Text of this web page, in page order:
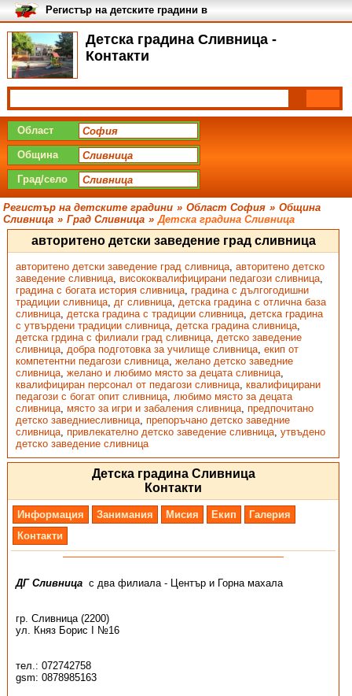
Детска градина Сливница -
Контакти
Регистър на детските градини в
България
Област
Община
Град/село
Регистър на детските градини » Област София » Община
Сливница » Град Сливница » Детска градина Сливница
авторитено детски заведение град сливница
авторитено детски заведение град сливница, авторитено детско
заведение сливница, висококвалифицирани педагози сливница,
градина с богата история сливница, градина с дългогодишни
традиции сливница, дг сливница, детска градина с отлична база
сливница, детска градина с традиции сливница, детска градина
с утвърдени традиции сливница, детска градина сливница,
детска грдина с филиали град сливница, детско заведение
сливница, добра подготовка за училище сливница, екип от
компетентни педагози сливница, желано детско заведние
сливница, желано и любимо място за децата сливница,
квалифициран персонал от педагози сливница, квалифицирани
педагози с богат опит сливница, любимо място за децата
сливница, място за игри и забаления сливница, предпочитано
детско заведниесливница, препоръчано детско заведние
сливница, привлекателно детско заведение сливница, утвъдено
детско заведение сливница
Детска градина Сливница
Контакти
Информация Занимания Мисия Екип
Галерия
Контакти
ДГ Сливницас два филиала - Център и Горна махала
гр. Сливница (2200)
ул. Княз Борис I №16
тел.: 072742758
gsm: 0878985163